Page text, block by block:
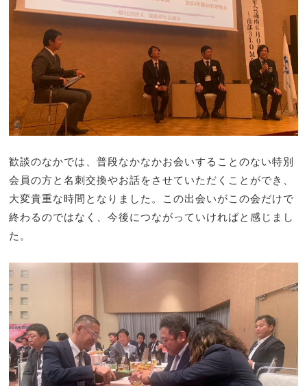
歓談のなかでは、普段なかなかお会いすることのない特別
会員の方と名刺交換やお話をさせていただくことができ、
大変貴重な時間となりました。この出会いがこの会だけで
終わるのではなく、今後につながっていければと感じまし
た。